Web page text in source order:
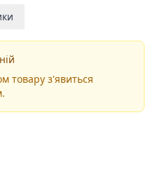
товару з'явиться